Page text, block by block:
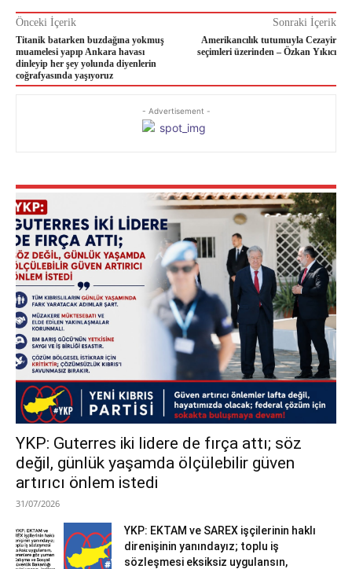
Önceki İçerik
Titanik batarken buzdağına yokmuş
muamelesi yapıp Ankara havası
dinleyip her şey yolunda diyenlerin
coğrafyasında yaşıyoruz
Sonraki İçerik
Amerikancılık tutumuyla Cezayir
seçimleri üzerinden – Özkan Yıkıcı
- Advertisement -
YKP: Guterres iki lidere de fırça attı; söz
değil, günlük yaşamda ölçülebilir güven
artırıcı önlem istedi
31/07/2026
YKP: EKTAM ve SAREX işçilerinin haklı
direnişinin yanındayız; toplu iş
sözleşmesi eksiksiz uygulansın,